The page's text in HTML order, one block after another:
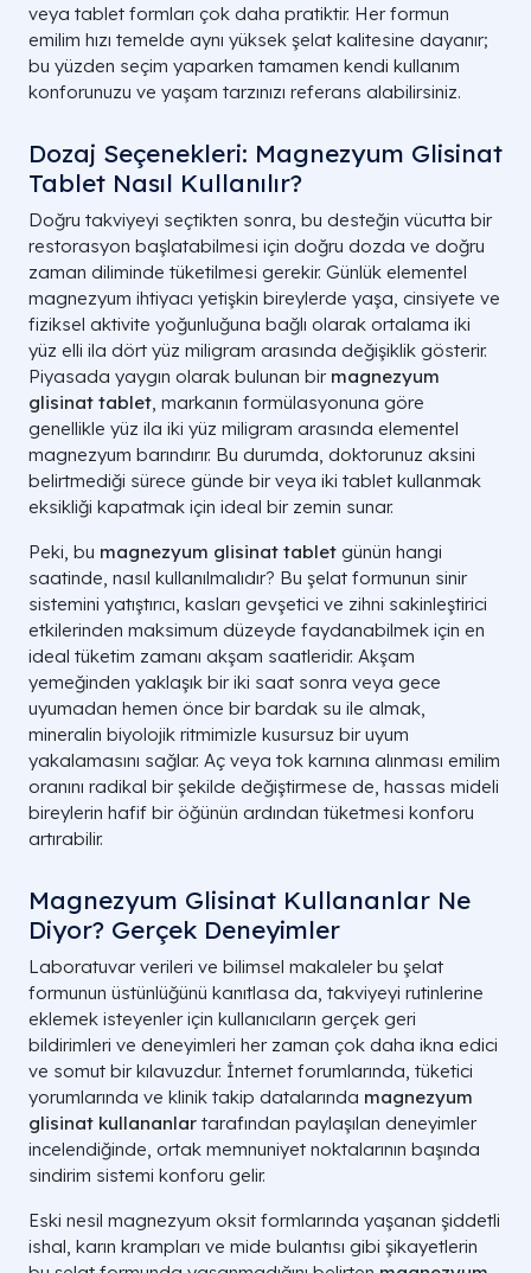
Form Adı Bağırsak Emilimi En Etkili
Glisinat %80 - %90 (Çok Yüksek)
gerginliği,
Sitrat %60 - %70 (Yüksek)
Kronik kabızlık,
genel kas
Malat %60 - %70 (Yüksek)
sabah
Oksit %4 - %5 (Çok Düşük)
Sadece mide
A LIFE SAĞLIK GRUBU | BÜTÜNCÜL TIP VE
veya tablet formları çok daha pratiktir. Her formun
emilim hızı temelde aynı yüksek şelat kalitesine dayanır;
bu yüzden seçim yaparken tamamen kendi kullanım
konforunuzu ve yaşam tarzınızı referans alabilirsiniz.
Dozaj Seçenekleri: Magnezyum Glisinat
Tablet Nasıl Kullanılır?
Doğru takviyeyi seçtikten sonra, bu desteğin vücutta bir
restorasyon başlatabilmesi için doğru dozda ve doğru
zaman diliminde tüketilmesi gerekir. Günlük elementel
magnezyum ihtiyacı yetişkin bireylerde yaşa, cinsiyete ve
fiziksel aktivite yoğunluğuna bağlı olarak ortalama iki
yüz elli ila dört yüz miligram arasında değişiklik gösterir.
Piyasada yaygın olarak bulunan bir magnezyum
glisinat tablet, markanın formülasyonuna göre
genellikle yüz ila iki yüz miligram arasında elementel
magnezyum barındırır. Bu durumda, doktorunuz aksini
belirtmediği sürece günde bir veya iki tablet kullanmak
eksikliği kapatmak için ideal bir zemin sunar.
Peki, bu magnezyum glisinat tablet günün hangi
saatinde, nasıl kullanılmalıdır? Bu şelat formunun sinir
sistemini yatıştırıcı, kasları gevşetici ve zihni sakinleştirici
etkilerinden maksimum düzeyde faydanabilmek için en
ideal tüketim zamanı akşam saatleridir. Akşam
yemeğinden yaklaşık bir iki saat sonra veya gece
uyumadan hemen önce bir bardak su ile almak,
mineralin biyolojik ritmimizle kusursuz bir uyum
yakalamasını sağlar. Aç veya tok karnına alınması emilim
oranını radikal bir şekilde değiştirmese de, hassas mideli
bireylerin hafif bir öğünün ardından tüketmesi konforu
artırabilir.
Magnezyum Glisinat Kullananlar Ne
Diyor? Gerçek Deneyimler
Laboratuvar verileri ve bilimsel makaleler bu şelat
formunun üstünlüğünü kanıtlasa da, takviyeyi rutinlerine
eklemek isteyenler için kullanıcıların gerçek geri
bildirimleri ve deneyimleri her zaman çok daha ikna edici
ve somut bir kılavuzdur. İnternet forumlarında, tüketici
yorumlarında ve klinik takip datalarında magnezyum
glisinat kullananlar tarafından paylaşılan deneyimler
incelendiğinde, ortak memnuniyet noktalarının başında
sindirim sistemi konforu gelir.
Eski nesil magnezyum oksit formlarında yaşanan şiddetli
ishal, karın krampları ve mide bulantısı gibi şikayetlerin